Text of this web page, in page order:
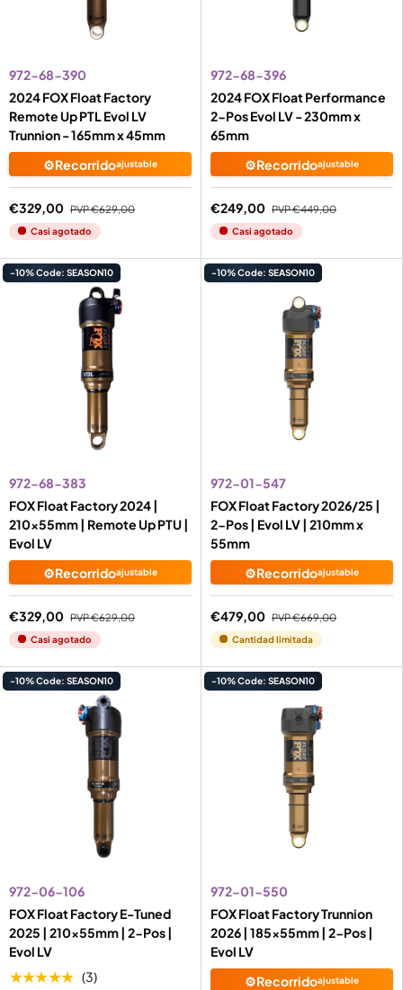
972-68-390
2024 FOX Float Factory
Remote Up PTL Evol LV
Trunnion - 165mm x 45mm
⚙️Recorridoajustable
€329,00 PVP€629,00
Casi agotado
972-68-396
2024 FOX Float Performance
2-Pos Evol LV - 230mm x
65mm
⚙️Recorridoajustable
€249,00 PVP€449,00
Casi agotado
-10% Code: SEASON10
972-68-383
FOX Float Factory 2024 |
210x55mm | Remote Up PTU |
Evol LV
⚙️Recorridoajustable
€329,00 PVP€629,00
Casi agotado
-10% Code: SEASON10
972-01-547
FOX Float Factory 2026/25 |
2-Pos | Evol LV | 210mm x
55mm
⚙️Recorridoajustable
€479,00 PVP€669,00
Cantidad limitada
-10% Code: SEASON10
972-06-106
FOX Float Factory E-Tuned
2025 | 210x55mm | 2-Pos |
Evol LV
★★★★★ (3)
-10% Code: SEASON10
972-01-550
FOX Float Factory Trunnion
2026 | 185x55mm | 2-Pos |
Evol LV
⚙️Recorridoajustable